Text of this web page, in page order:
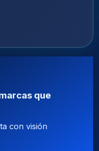
que
con visión